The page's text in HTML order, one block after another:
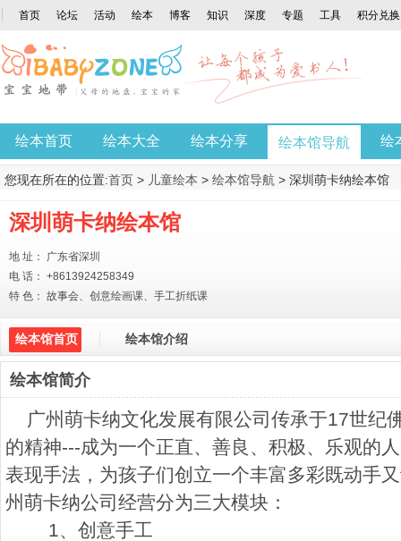
首页 论坛 活动 绘本 博客 知识 深度 专题 工具 积分兑换
绘本首页 绘本大全 绘本分享 绘本馆导航 绘
您现在所在的位置:首页 > 儿童绘本 > 绘本馆导航 > 深圳萌卡纳绘本馆
深圳萌卡纳绘本馆
地 址： 广东省深圳
电 话： +8613924258349
特 色： 故事会、创意绘画课、手工折纸课
绘本馆首页 绘本馆介绍
绘本馆简介
广州萌卡纳文化发展有限公司传承于17世纪
的精神---成为一个正直、善良、积极、乐观的
表现手法，为孩子们创立一个丰富多彩既动手
州萌卡纳公司经营分为三大模块：
1、创意手工